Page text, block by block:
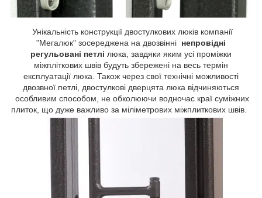
Унікальність конструкції двостулкових люків компанії
"Мегалюк" зосереджена на двозвінні непровідні
регульовані петлі люка, завдяки яким усі проміжки
міжпліткових швів будуть збережені на весь термін
експлуатації люка. Також через свої технічні можливості
двозвної петлі, двостулкові дверцята люка відчиняються
особливим способом, не обколюючи водночас краї суміжних
плиток, що дуже важливо за міліметрових міжплиткових швів.